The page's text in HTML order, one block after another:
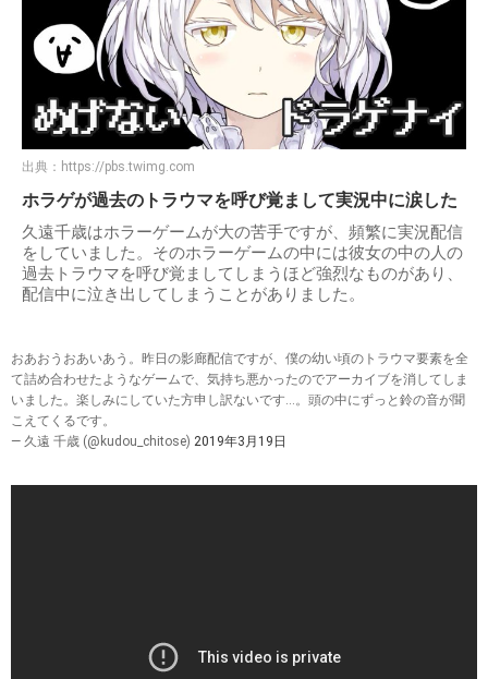
出典： https://pbs.twimg.com
ホラゲが過去のトラウマを呼び覚まして実況中に涙した
久遠千歳はホラーゲームが大の苦手ですが、頻繁に実況配信
をしていました。そのホラーゲームの中には彼女の中の人の
過去トラウマを呼び覚ましてしまうほど強烈なものがあり、
配信中に泣き出してしまうことがありました。
おあおうおあいあう。昨日の影廊配信ですが、僕の幼い頃のトラウマ要素を全
て詰め合わせたようなゲームで、気持ち悪かったのでアーカイブを消してしま
いました。楽しみにしていた方申し訳ないです…。頭の中にずっと鈴の音が聞
こえてくるです。
— 久遠 千歳 (@kudou_chitose) 2019年3月19日